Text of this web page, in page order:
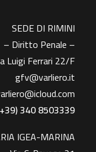
SEDE DI RIMINI
– Diritto Penale –
Luigi Ferrari 22/F
gfv@varliero.it
340 8503339
IGEA-MARINA